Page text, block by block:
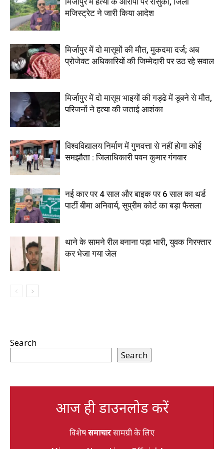
मजिस्ट्रेट ने जारी किया आदेश
मिर्जापुर में दो मासूमों की मौत, मुकदमा दर्ज; अब
प्रोजेक्ट अधिकारियों की जिम्मेदारी पर उठ रहे सवाल
मिर्जापुर में दो मासूम भाइयों की गड्ढे में डूबने से मौत,
परिजनों ने हत्या की जताई आशंका
विश्वविद्यालय निर्माण में गुणवत्ता से नहीं होगा कोई
समझौता : जिलाधिकारी पवन कुमार गंगवार
नई कार पर 4 साल और बाइक पर 6 साल का थर्ड
पार्टी बीमा अनिवार्य, सुप्रीम कोर्ट का बड़ा फैसला
थाने के सामने रील बनाना पड़ा भारी, युवक गिरफ्तार
कर भेजा गया जेल
Search
Search
आज ही डाउनलोड करें
विशेषसमाचारसामग्री के लिए